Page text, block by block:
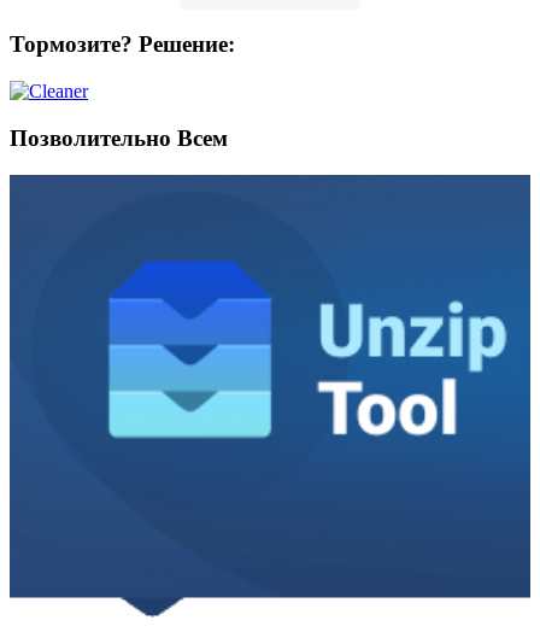
Тормозите? Решение:
Позволительно Всем